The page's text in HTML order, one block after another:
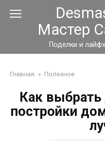
Мастер
Поделки и
Главная » Полезное
Как выбрать
постройки